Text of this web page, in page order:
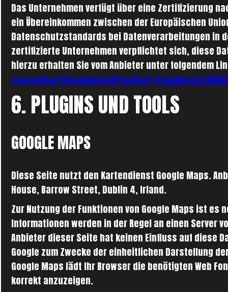
Das Unternehmen verfügt über eine Zertifizierung
ein Übereinkommen zwischen der Europäischen
Datenschutzstandards bei Datenverarbeitungen in
zertifizierte Unternehmen verpflichtet sich, diese
hierzu erhalten Sie vom Anbieter unter folgendem
search/
6. PLUGINS UND TOOLS
GOOGLE MAPS
Diese Seite nutzt den Kartendienst Google Maps.
House, Barrow Street, Dublin 4, Irland.
Zur Nutzung der Funktionen von Google Maps ist
Informationen werden in der Regel an einen Server
Anbieter dieser Seite hat keinen Einfluss auf diese
Google zum Zwecke der einheitlichen Darstellung
Google Maps lädt Ihr Browser die benötigten Web
korrekt anzuzeigen.